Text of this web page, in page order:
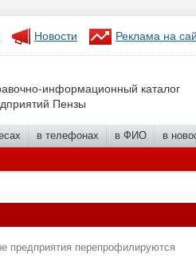
Новости Реклама на
информационный каталог
Пензы
в телефонах в ФИО в
предприятия перепрофилируются